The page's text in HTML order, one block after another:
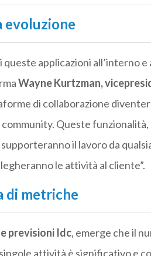
evoluzione
queste applicazioni all’interno
Wayne Kurtzman,
di collaborazione
Queste
il lavoro da
le attività al cliente”.
di metriche
previsioni Idc, emerge che il
attività è significativo e